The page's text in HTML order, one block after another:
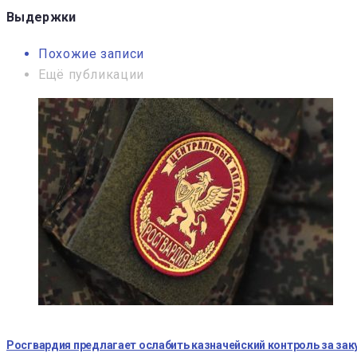
записям
Выдержки
Похожие записи
Ещё публикации
Росгвардия предлагает ослабить казначейский контроль за